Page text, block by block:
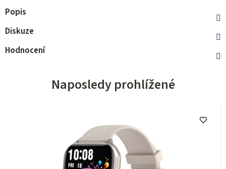
Popis
Diskuze
Hodnocení
Naposledy prohlížené